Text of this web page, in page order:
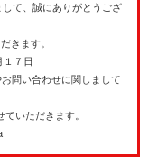
て、誠にありがとうござ
きます。
１７日
問い合わせに関しまして
いただきます。